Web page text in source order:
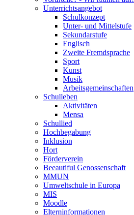
Unterrichtsangebot
Schulkonzept
Unter- und Mittelstufe
Sekundarstufe
Englisch
Zweite Fremdsprache
Sport
Kunst
Musik
Arbeitsgemeinschaften
Schulleben
Aktivitäten
Mensa
Schullied
Hochbegabung
Inklusion
Hort
Förderverein
Beeautiful Genossenschaft
MMUN
Umweltschule in Europa
MIS
Moodle
Elterninformationen